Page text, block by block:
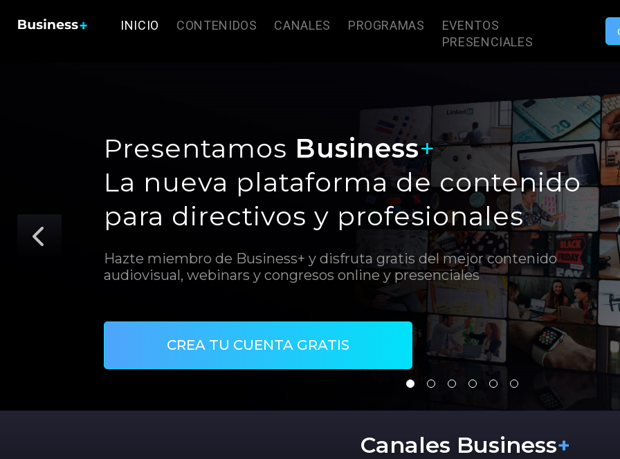
INICIO CONTENIDOS CANALES PROGRAMAS
EVENTOS
PRESENCIALES
CREA TU CUENTA GRATIS
Presentamos Business+
La nueva plataforma de contenido
para directivos y profesionales
Hazte miembro de Business+ y disfruta gratis del mejor contenido
audiovisual, webinars y congresos online y presenciales
Canales Business+